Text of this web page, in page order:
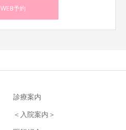
WEB予約
診療案内
＜入院案内＞